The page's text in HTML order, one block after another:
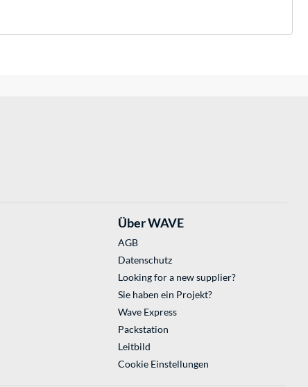
Über WAVE
AGB
Datenschutz
Looking for a new supplier?
Sie haben ein Projekt?
Wave Express
Packstation
Leitbild
Cookie Einstellungen